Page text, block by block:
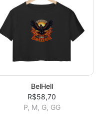
BelHell
R$58,70
P, M, G, GG